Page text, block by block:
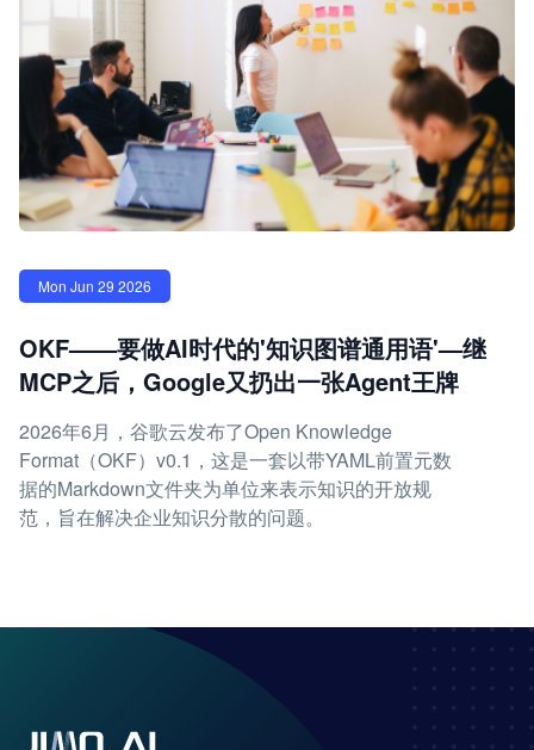
Mon Jun 29 2026
OKF——要做AI时代的'知识图谱通用语'—继
MCP之后，Google又扔出一张Agent王牌
2026年6月，谷歌云发布了Open Knowledge
Format（OKF）v0.1，这是一套以带YAML前置元数
据的Markdown文件夹为单位来表示知识的开放规
范，旨在解决企业知识分散的问题。